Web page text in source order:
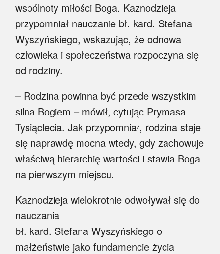
wspólnoty miłości Boga. Kaznodzieja
przypomniał nauczanie bł. kard. Stefana
Wyszyńskiego, wskazując, że odnowa
człowieka i społeczeństwa rozpoczyna się
od rodziny.
– Rodzina powinna być przede wszystkim
silna Bogiem – mówił, cytując Prymasa
Tysiąclecia. Jak przypomniał, rodzina staje
się naprawdę mocna wtedy, gdy zachowuje
właściwą hierarchię wartości i stawia Boga
na pierwszym miejscu.
Kaznodzieja wielokrotnie odwoływał się do
nauczania
bł. kard. Stefana Wyszyńskiego o
małżeństwie jako fundamencie życia